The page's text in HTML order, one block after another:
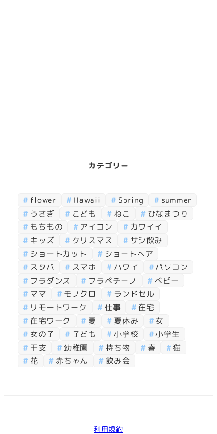
カテゴリー
flower Hawaii Spring
summer
うさぎ
こども ねこ
ひなまつり
もちもの
アイコン
カワイイ
キッズ
クリスマス
サシ飲み
ショートカット
ショートヘア
スタバ
スマホ ハワイ
パソコン
フラダンス
フラペチーノ
ベビー
ママ
モノクロ
ランドセル
リモートワーク
仕事
在宅
在宅ワーク
夏 夏休み
女
女の子
子ども 小学校
小学生
干支
幼稚園 持ち物 春
猫
花
赤ちゃん 飲み会
利用規約